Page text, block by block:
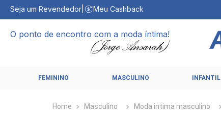
Seja um Revendedor Meu Cashback
O ponto de encontro com a moda íntima!
FEMININO MASCULINO INFANTIL
Masculino Moda intima masculino